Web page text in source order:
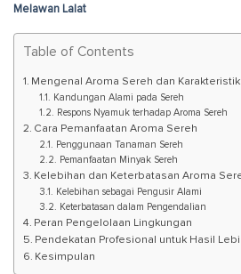
Melawan Lalat
Table of Contents
Mengenal Aroma Sereh dan
Kandungan Alami pada Sereh
Respons Nyamuk terhadap Aroma Sereh
Cara Pemanfaatan Aroma Sereh
Penggunaan Tanaman Sereh
Pemanfaatan Minyak Sereh
Kelebihan dan Keterbatasan Aroma
Kelebihan sebagai Pengusir Alami
Keterbatasan dalam Pengendalian
Peran Pengelolaan Lingkungan
Pendekatan Profesional untuk Hasil
Kesimpulan